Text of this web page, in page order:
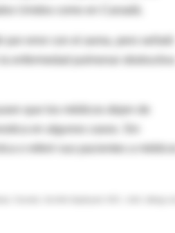
Unidos como en Canadá.
error con el asma, pero señaló
enfermedad pulmonar obstructiva
que los médicos dejen de
en algunos casos. Sin
o referir sus pacientes a médicos